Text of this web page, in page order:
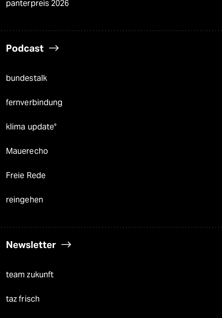
panterpreis 2026
Podcast
bundestalk
fernverbindung
klima update°
Mauerecho
Freie Rede
reingehen
Newsletter
team zukunft
taz frisch